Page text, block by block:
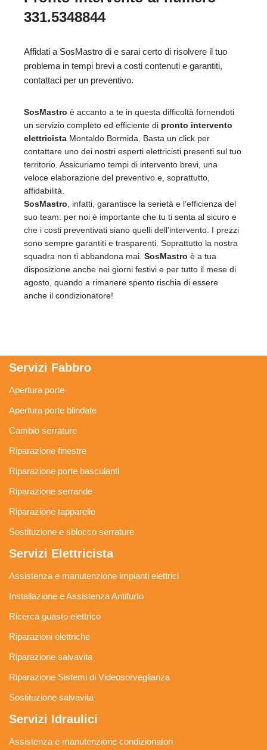
331.5348844
Affidati a SosMastro di e sarai certo di risolvere il tuo
problema in tempi brevi a costi contenuti e garantiti,
contattaci per un preventivo.
SosMastro è accanto a te in questa difficoltà fornendoti
un servizio completo ed efficiente di pronto intervento
elettricista Montaldo Bormida. Basta un click per
contattare uno dei nostri esperti elettricisti presenti sul tuo
territorio. Assicuriamo tempi di intervento brevi, una
veloce elaborazione del preventivo e, soprattutto,
affidabilità.
SosMastro , infatti, garantisce la serietà e l’efficienza del
suo team: per noi è importante che tu ti senta al sicuro e
che i costi preventivati siano quelli dell’intervento. I prezzi
sono sempre garantiti e trasparenti. Soprattutto la nostra
squadra non ti abbandona mai. SosMastro è a tua
disposizione anche nei giorni festivi e per tutto il mese di
agosto, quando a rimanere spento rischia di essere
anche il condizionatore!
Servizi Fabbro
Apertura porte
Apertura porte blindate
Cambio serrature
Riparazione finestre
Riparazione porte basculanti
Riparazione serrande
Riparazione tapparelle
Sostituzione e sblocco serrature
Servizi Elettricista
Assistenza e manutenzione impianti elettrici
Installazione e Assistenza Antifurto
Ricerca guasto elettrico
Riparazioni elettriche
Riparazione salvavita
Riparazione Sistemi di Videosorveglianza
Sostituzione salvavita
Servizi Idraulici
Assistenza e manutenzione condizionatori